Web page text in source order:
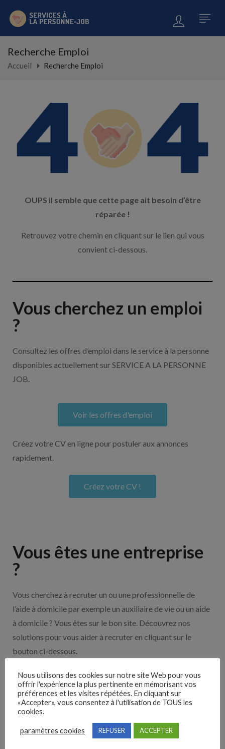
Recherche Emploi
Accueil Recherche Emploi
OUPS il semble que cette page ait besoin d’être
réparée !
Retrouvez votre chemin en cliquant sur le lien qui vous
convient ci-dessous.
Vous cherchez un emploi
?
Consultez les offres d’emploi dans le service à la personne
disponibles actuellement sur SERVICE A LA PERSONNE
JOB.
Voir les offres d'emploi
Créez votre CV en ligne pour postuler aux annonces
rapidement.
Créez votre CV !
Vous êtes une entreprise
?
Vous cherchez à recruter un ou une professionnelle de
l’aide à domicile par exemple un auxiliaire de vie ou un aide
à domicile ? Vous êtes sur le bon site. Découvrez nos
solutions pour vous aider à recruter en cliquant sur le
bouton ci-dessous.
Nos solutions entreprises
Découvrez nos partenaires ! Moteurs de recherches,
multidiffuseurs, sites payant… nombreux sont nos
Nous utilisons des cookies sur notre site Web pour vous
offrir l'expérience la plus pertinente en mémorisant vos
préférences et les visites répétées. En cliquant sur
«Accepter», vous consentez à l'utilisation de TOUS les
cookies.
paramètres cookies REFUSER ACCEPTER